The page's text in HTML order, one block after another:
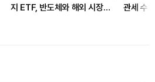
지 ETF, 반도체와 해외 시장으
관세 수